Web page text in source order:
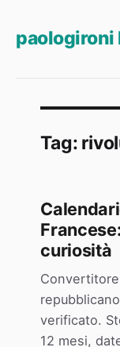
paologironi
Tag:
curiosità
verificato.
12 mesi,